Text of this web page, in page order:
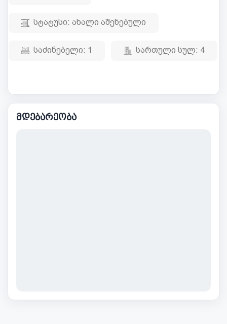
სტატუსი: ახალი აშენებული
საძინებელი: 1 სართული სულ: 4
მდებარეობა